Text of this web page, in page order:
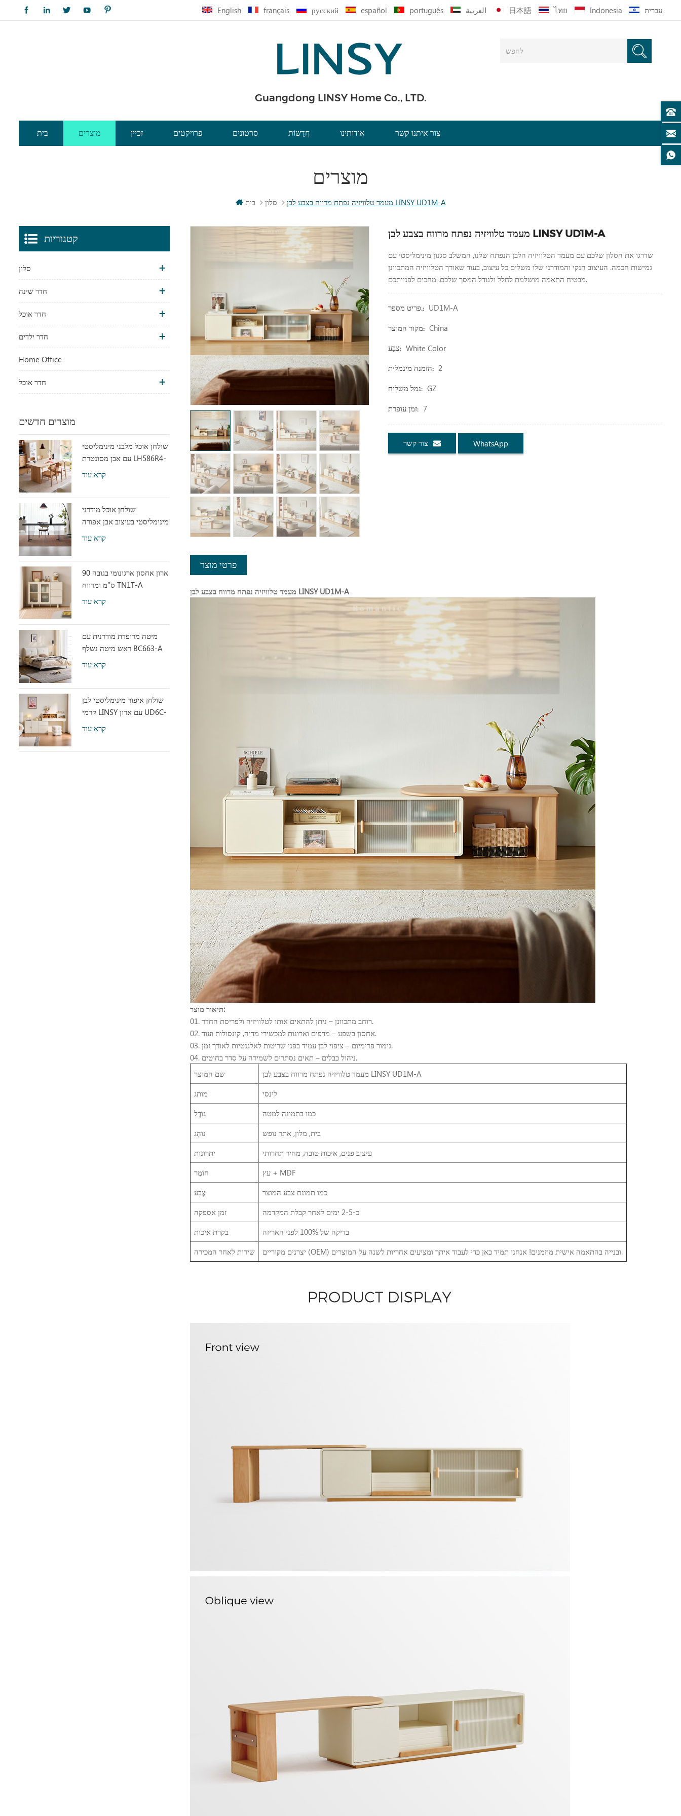
English français русский español português العربية 日本語 ไทย Indonesia עברית
Guangdong LINSY Home Co., LTD.
בית מוצרים זכיין פרויקטים סרטונים חֲדָשׁוֹת אודותינו צור איתנו קשר
מוצרים
בית סלון מעמד טלוויזיה נפתח מרווח בצבע לבן LINSY UD1M-A
מעמד טלוויזיה נפתח מרווח בצבע לבן LINSY UD1M-A
שדרגו את הסלון שלכם עם מעמד הטלוויזיה הלבן הנפתח שלנו, המשלב סגנון מינימליסטי עם
גמישות חכמה. העיצוב הנקי והמודרני שלו משלים כל עיצוב, בעוד שאורך הטלוויזיה המתכוונן
מבטיח התאמה מושלמת לחלל ולגודל המסך שלכם. מחכים לפנייתכם.
פריט מספר.: UD1M-A
מקור המוצר: China
צֶבַע: White Color
הזמנה מינמלית: 2
נמל משלוח: GZ
זמן עופרת: 7
צור קשר WhatsApp
פרטי מוצר
מעמד טלוויזיה נפתח מרווח בצבע לבן LINSY UD1M-A
תיאור מוצר:
01. רוחב מתכוונן – ניתן להתאים אותו לטלוויזיה ולפריסת החדר.
02. אחסון בשפע – מדפים וארונות למכשירי מדיה, קונסולות ועוד.
03. גימור פרימיום – ציפוי לבן עמיד בפני שריטות לאלגנטיות לאורך זמן.
04. ניהול כבלים – תאים נסתרים לשמירה על סדר בחוטים.
שם המוצר
מעמד טלוויזיה נפתח מרווח בצבע לבן LINSY UD1M-A
מותג
לינסי
גוֹדֶל
כמו בתמונה למטה
נוֹהָג
בית, מלון, אתר נופש
יתרונות
עיצוב פנים, איכות טובה, מחיר תחרותי
חוֹמֶר
עץ + MDF
צֶבַע
כמו תמונת צבע המוצר
זמן אספקה
כ-2-5 ימים לאחר קבלת המקדמה
בקרת איכות
בדיקה של 100% לפני האריזה
שירות לאחר המכירה
יצרנים מקוריים (OEM) ובנייה בהתאמה אישית מוזמנים! אנחנו תמיד כאן כדי לעבוד איתך ומציעים אחריות לשנה על המוצרים.
קטגוריות
סלון
חדר שינה
חדר אוכל
חדר ילדים
Home Office
חדר אוכל
מוצרים חדשים
שולחן אוכל מלבני מינימליסטי
עם אבן מסונטרת LH586R4-
C
קרא עוד
שולחן אוכל מודרני
מינימליסטי בעיצוב אבן אפורה
קרא עוד
ארון אחסון ארגונומי בגובה 90
ס"מ ומרווח TN1T-A
קרא עוד
מיטה מרופדת מודרנית עם
ראש מיטה נשלף BC663-A
קרא עוד
שולחן איפור מינימליסטי לבן
קרמי LINSY עם ארון UD6C-
קרא עוד